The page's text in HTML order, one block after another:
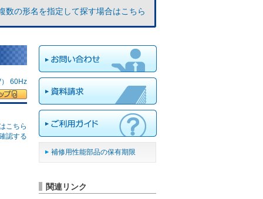
数の形名を指定して探す場合はこちら
60Hz
こちら
認する
補修用性能部品の保有期限
関連リンク